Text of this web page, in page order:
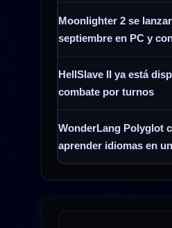
Moonlighter 2 se
septiembre en PC y
HellSlave II ya está
combate por turnos
WonderLang Polyglot
aprender idiomas en